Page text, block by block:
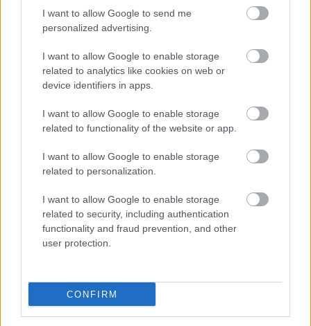
I want to allow Google to send me
personalized advertising.
I want to allow Google to enable storage
related to analytics like cookies on web or
device identifiers in apps.
I want to allow Google to enable storage
related to functionality of the website or app.
I want to allow Google to enable storage
related to personalization.
I want to allow Google to enable storage
related to security, including authentication
functionality and fraud prevention, and other
user protection.
CONFIRM
szükségesnek éreztem, hogy felújítsam régebbi
blog-performanszomat, beleértve az erről szólő ...
Balládium és más
2011. július 28.
vers+történetstafétáját adták át egymásnak
vendégeim ...